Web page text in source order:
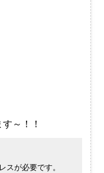
～！！
スが必要です。